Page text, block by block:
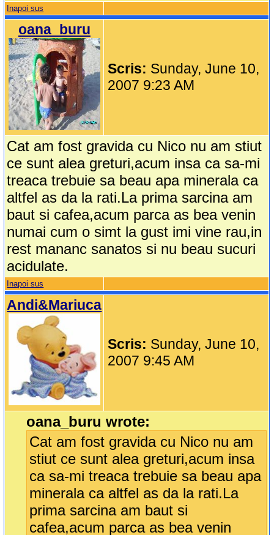
Inapoi sus
oana_buru
Scris: Sunday, June 10,
2007 9:23 AM
Cat am fost gravida cu Nico nu am stiut
ce sunt alea greturi,acum insa ca sa-mi
treaca trebuie sa beau apa minerala ca
altfel as da la rati.La prima sarcina am
baut si cafea,acum parca as bea venin
numai cum o simt la gust imi vine rau,in
rest mananc sanatos si nu beau sucuri
acidulate.
Inapoi sus
Andi&Mariuca
Scris: Sunday, June 10,
2007 9:45 AM
oana_buru wrote:
Cat am fost gravida cu Nico nu am
stiut ce sunt alea greturi,acum insa
ca sa-mi treaca trebuie sa beau apa
minerala ca altfel as da la rati.La
prima sarcina am baut si
cafea,acum parca as bea venin